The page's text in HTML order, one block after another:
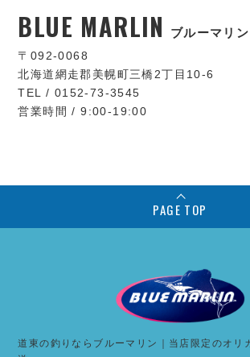
BLUE MARLIN ブルーマリン
〒092-0068
北海道網走郡美幌町三橋2丁目10-6
TEL / 0152-73-3545
営業時間 / 9:00-19:00
PAGE TOP
道東の釣りならブルーマリン｜当店限定のオリ